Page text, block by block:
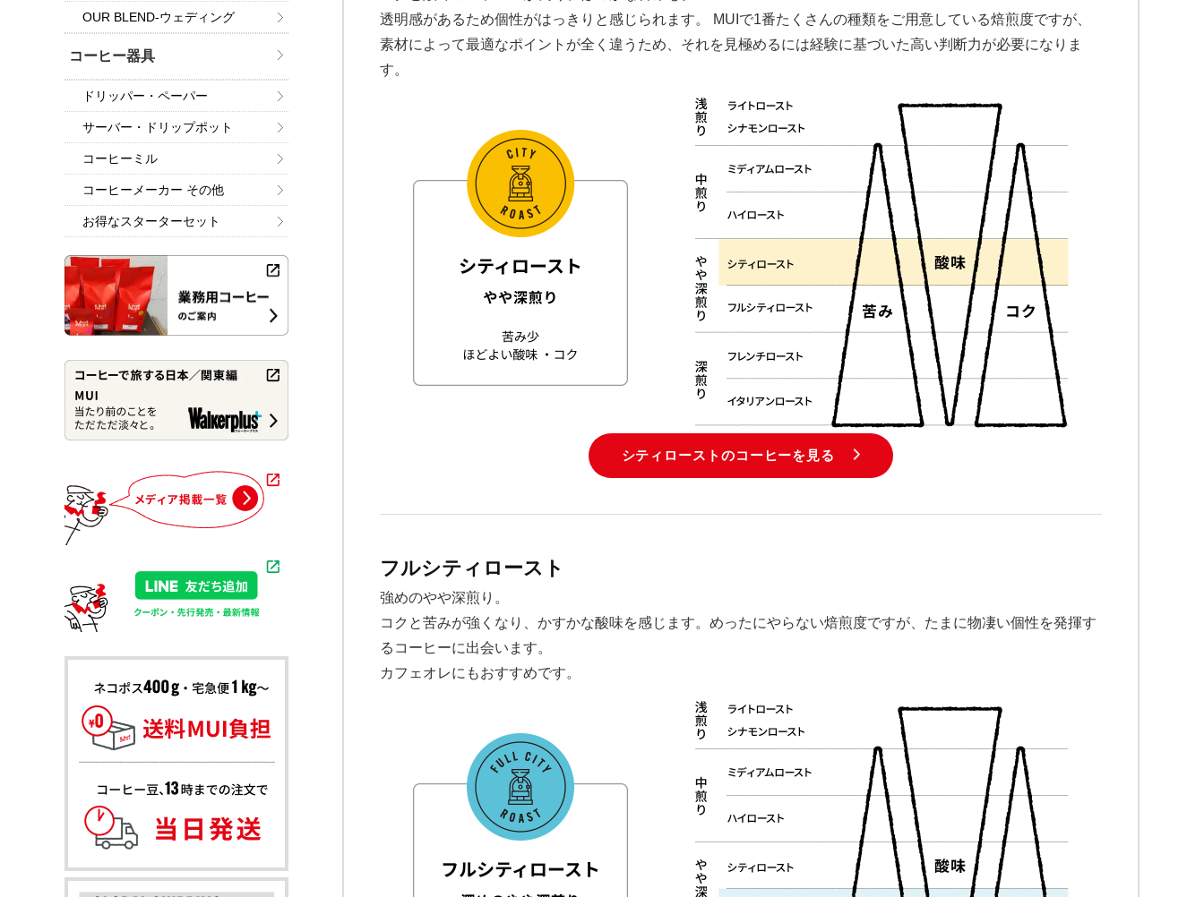
透明感があるため個性がはっきりと感じられます。 MUIで1番たくさんの種類をご用意している焙煎度ですが、
素材によって最適なポイントが全く違うため、それを見極めるには経験に基づいた高い判断力が必要になりま
す。
シティローストのコーヒーを見る
フルシティロースト
強めのやや深煎り。
コクと苦みが強くなり、かすかな酸味を感じます。めったにやらない焙煎度ですが、たまに物凄い個性を発揮す
るコーヒーに出会います。
カフェオレにもおすすめです。
OUR BLEND-ウェディング
コーヒー器具
ドリッパー・ペーパー
サーバー・ドリップポット
コーヒーミル
コーヒーメーカー その他
お得なスターターセット